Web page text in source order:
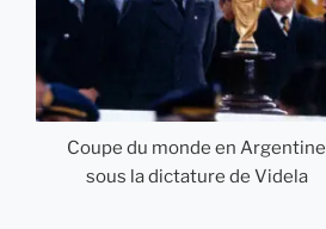
Coupe du monde en Argentine
sous la dictature de Videla